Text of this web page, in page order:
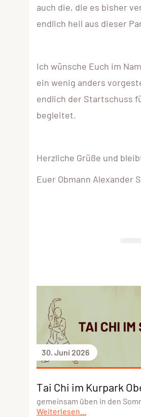
auch die, die es bisher
endlich heil aus dieser
Ich wünsche Euch im
ein wenig anders
endlich der Startschuss
begleitet.
Herzliche Grüße und
Euer Obmann Alexander
30. Juni 2026
Tai Chi im Kurpark
gemeinsam üben in den
Weiterlesen...